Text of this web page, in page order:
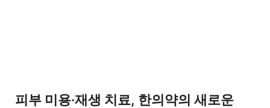
피부 미용·재생 치료, 한의약의 새로운